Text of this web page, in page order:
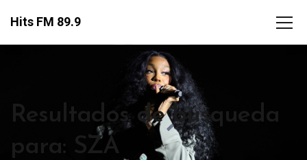
Hits FM 89.9
Resultados de búsqueda
para: SZA